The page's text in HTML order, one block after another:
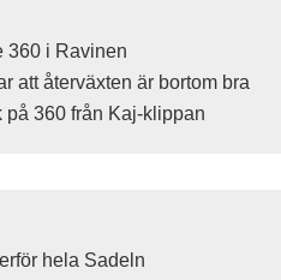
360 i Ravinen
att återväxten är bortom bra
på 360 från Kaj-klippan
hela Sadeln